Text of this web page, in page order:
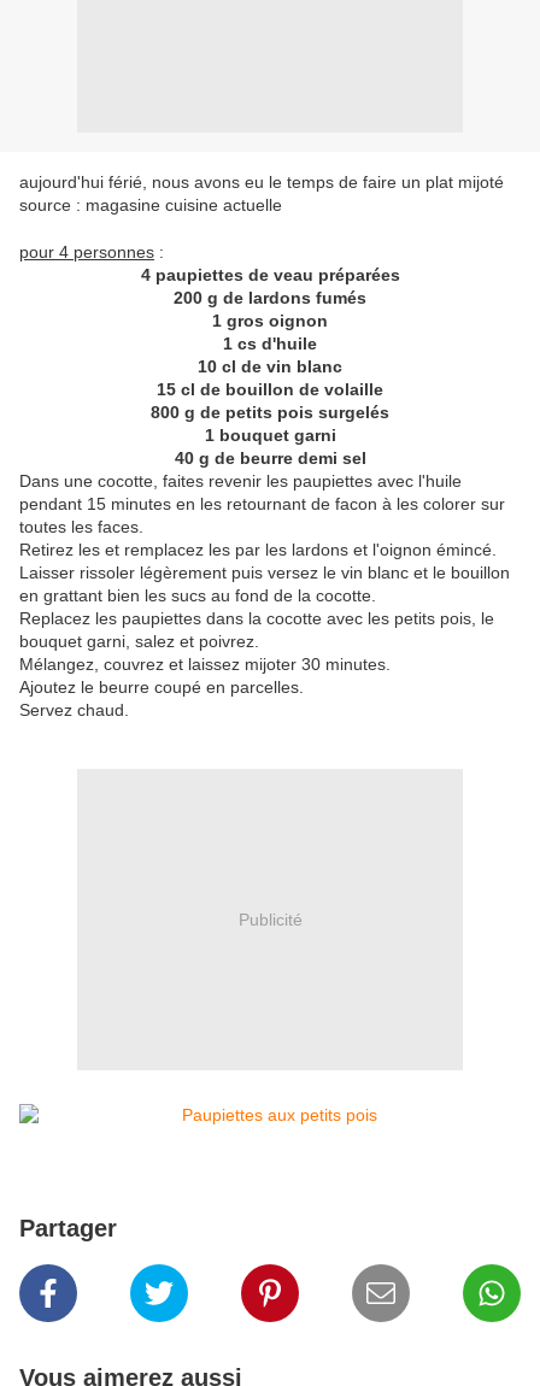
aujourd'hui férié, nous avons eu le temps de faire un plat mijoté
source : magasine cuisine actuelle
pour 4 personnes :
4 paupiettes de veau préparées
200 g de lardons fumés
1 gros oignon
1 cs d'huile
10 cl de vin blanc
15 cl de bouillon de volaille
800 g de petits pois surgelés
1 bouquet garni
40 g de beurre demi sel
Dans une cocotte, faites revenir les paupiettes avec l'huile
pendant 15 minutes en les retournant de facon à les colorer sur
toutes les faces.
Retirez les et remplacez les par les lardons et l'oignon émincé.
Laisser rissoler légèrement puis versez le vin blanc et le bouillon
en grattant bien les sucs au fond de la cocotte.
Replacez les paupiettes dans la cocotte avec les petits pois, le
bouquet garni, salez et poivrez.
Mélangez, couvrez et laissez mijoter 30 minutes.
Ajoutez le beurre coupé en parcelles.
Servez chaud.
Publicité
Partager
Vous aimerez aussi